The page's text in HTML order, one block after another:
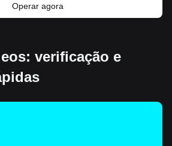
Operar agora
verificação e